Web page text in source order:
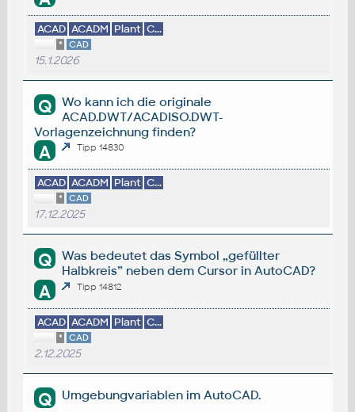
ACAD ACADM Plant C...
* CAD
15.1.2026
Q
Wo kann ich die originale
ACAD.DWT/ACADISO.DWT-
Vorlagenzeichnung finden?
A Tipp 14830
ACAD ACADM Plant C...
* CAD
17.12.2025
Q
Was bedeutet das Symbol „gefüllter
Halbkreis” neben dem Cursor in AutoCAD?
A Tipp 14812
ACAD ACADM Plant C...
* CAD
2.12.2025
Q Umgebungvariablen im AutoCAD.